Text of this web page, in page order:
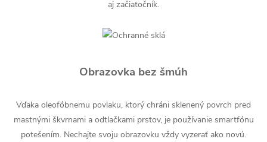
aj začiatočník.
Obrazovka bez šmúh
Vďaka oleofóbnemu povlaku, ktorý chráni sklenený povrch pred
mastnými škvrnami a odtlačkami prstov, je používanie smartfónu
potešením. Nechajte svoju obrazovku vždy vyzerať ako novú.